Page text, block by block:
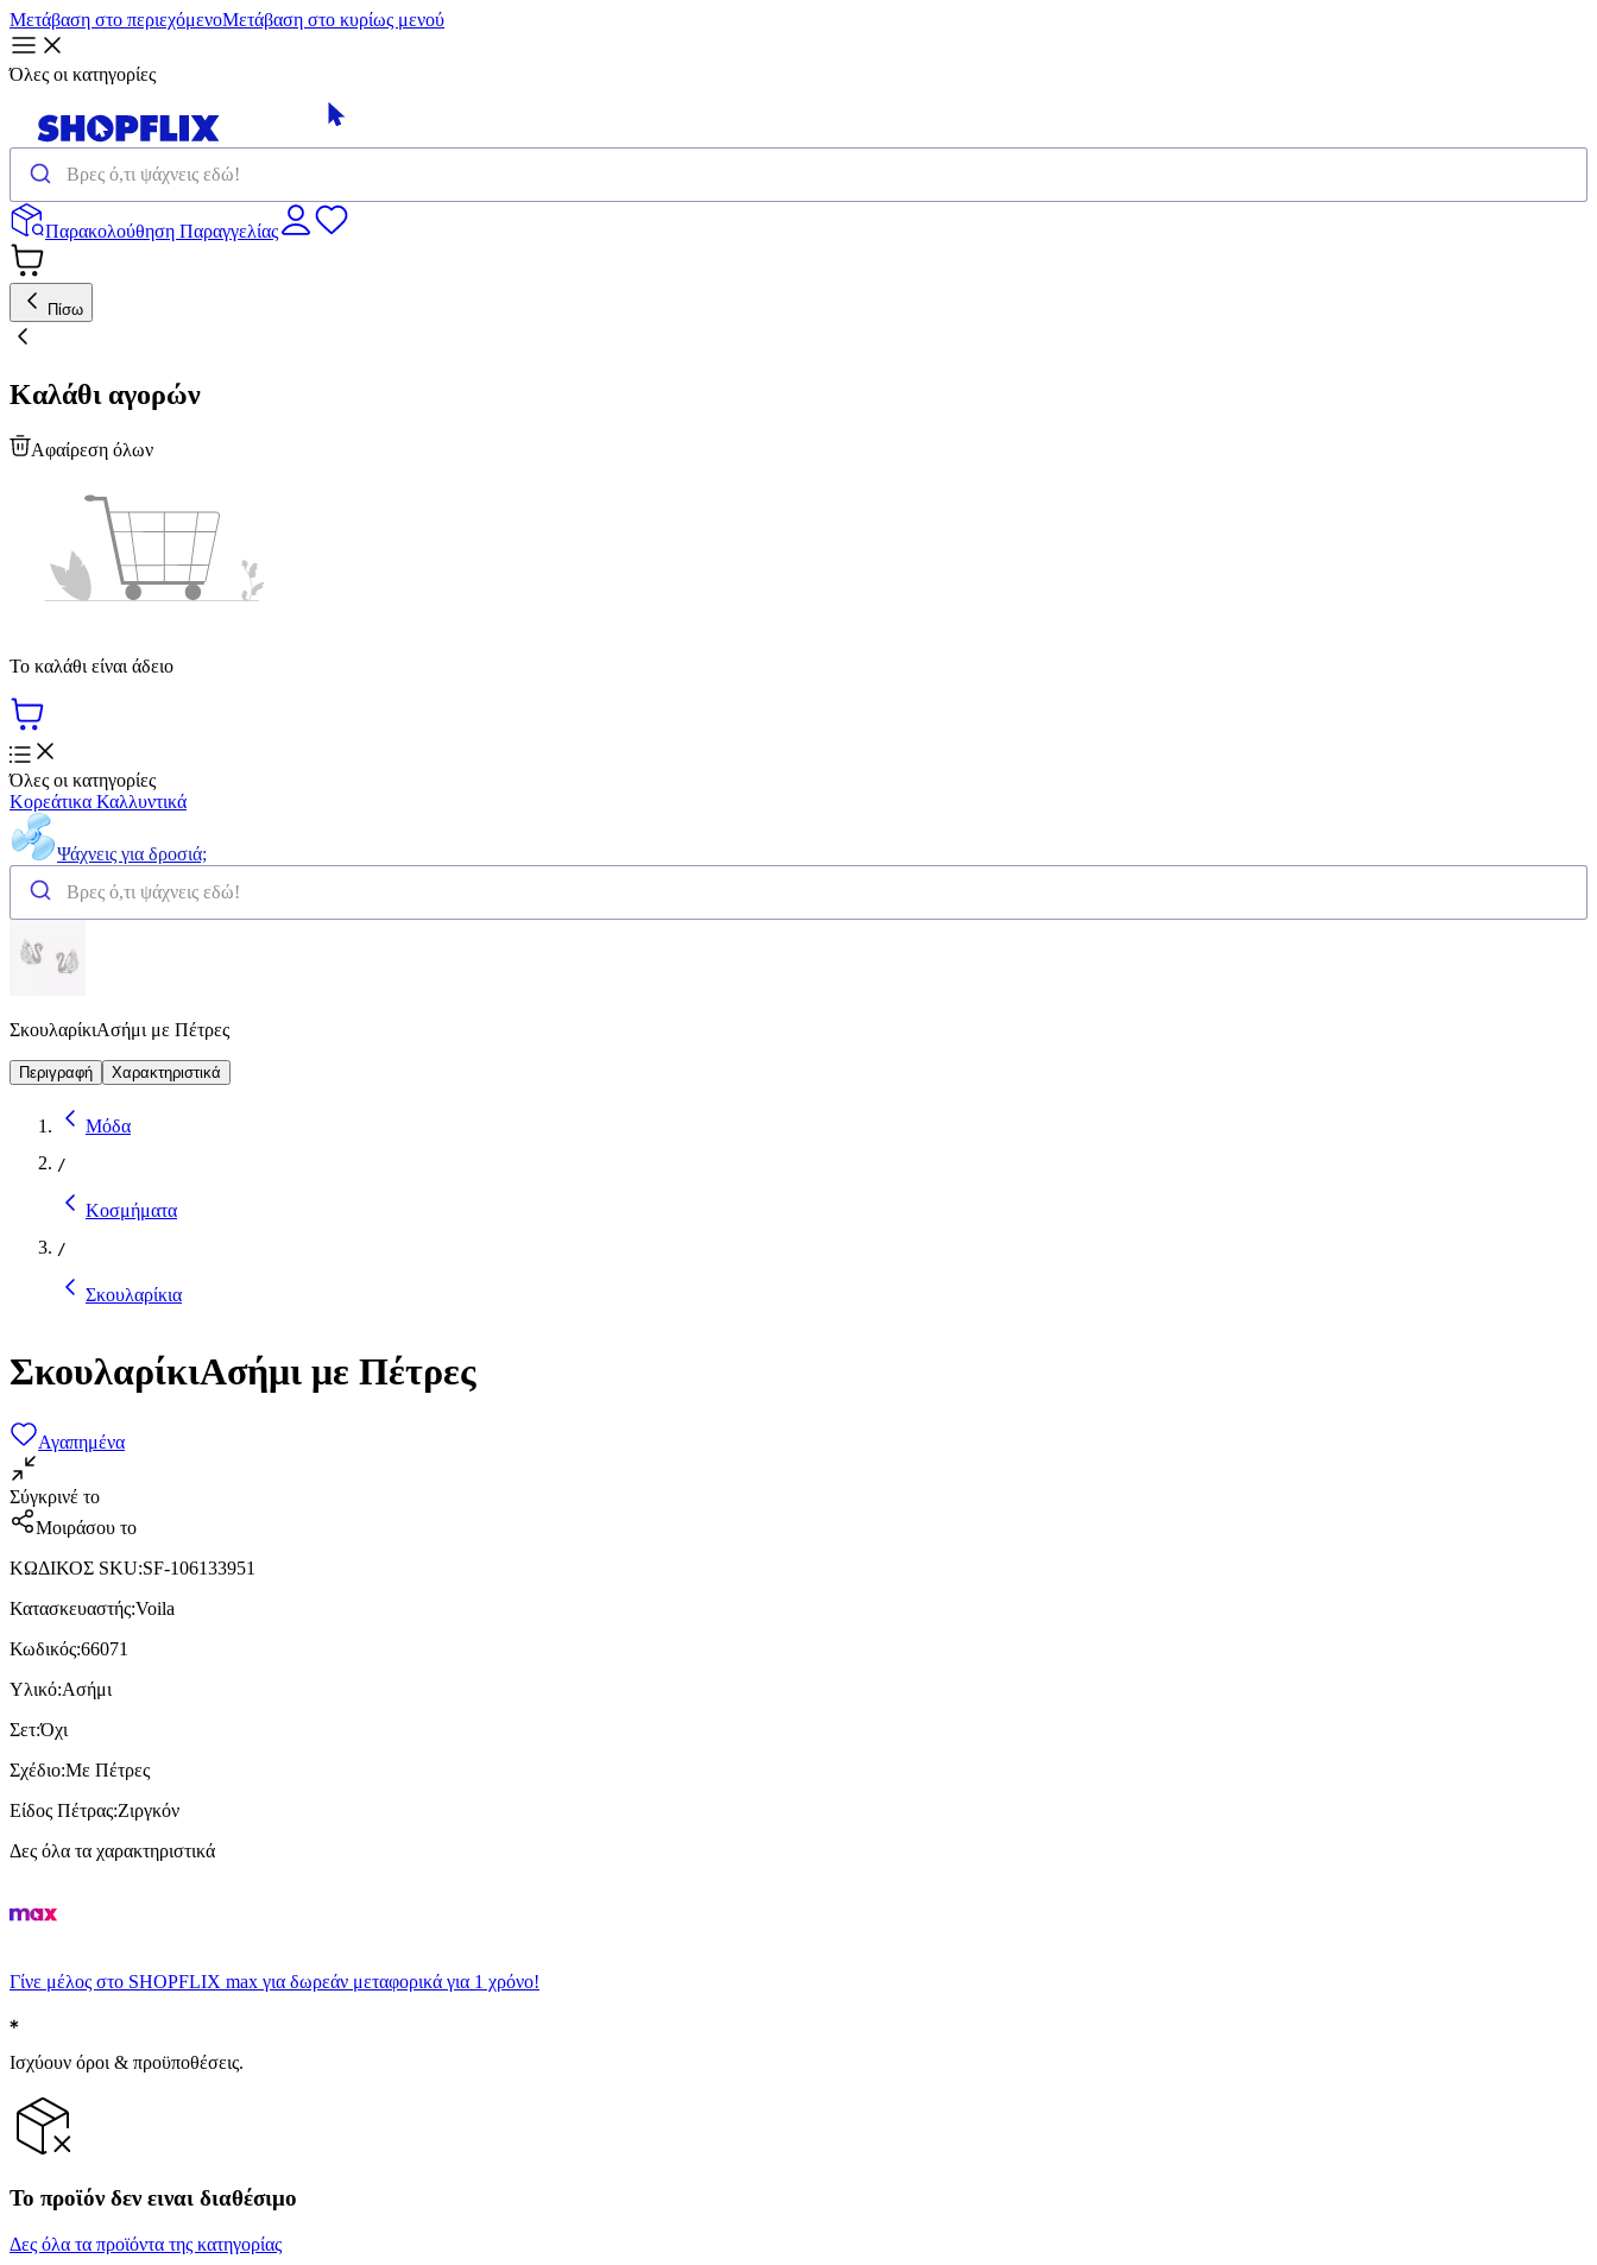
Μετάβαση στο περιεχόμενοΜετάβαση στο κυρίως μενού
Όλες οι κατηγορίες
Παρακολούθηση Παραγγελίας
Πίσω
Καλάθι αγορών
Αφαίρεση όλων
Το καλάθι είναι άδειο
Όλες οι κατηγορίες
Κορεάτικα Καλλυντικά
Ψάχνεις για δροσιά;
ΣκουλαρίκιΑσήμι με Πέτρες
Περιγραφή Χαρακτηριστικά
Μόδα
/
Κοσμήματα
/
Σκουλαρίκια
ΣκουλαρίκιΑσήμι με Πέτρες
Αγαπημένα
Σύγκρινέ το
Μοιράσου το
ΚΩΔΙΚΟΣ SKU:SF-106133951
Κατασκευαστής:Voila
Κωδικός:66071
Υλικό:Ασήμι
Σετ:Όχι
Σχέδιο:Με Πέτρες
Είδος Πέτρας:Ζιργκόν
Δες όλα τα χαρακτηριστικά
Γίνε μέλος στο SHOPFLIX max για δωρεάν μεταφορικά για 1 χρόνο!
Ισχύουν όροι & προϋποθέσεις.
Το προϊόν δεν ειναι διαθέσιμο
Δες όλα τα προϊόντα της κατηγορίας